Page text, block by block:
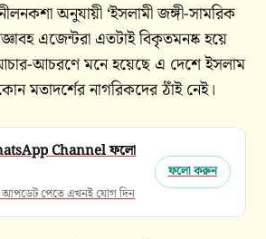
অনুযায়ী ‘ইসলামী জঙ্গী-সামরিক
এজেন্টরা এতটাই বিকৃতমনষ্ক হয়ে
আচরণে মনে হয়েছে এ দেশে ইসলাম
মতাদর্শের নাগরিকদের ঠাঁই নেই।
Channel ফলো
আপডেট পেতে এখনই যোগ দিন
ফলো করুন